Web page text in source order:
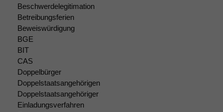
Beschwerdelegitimation
Betreibungsferien
Beweiswürdigung
BGE
BIT
CAS
Doppelbürger
Doppelstaatsangehörigen
Doppelstaatsangehöriger
Einladungsverfahren